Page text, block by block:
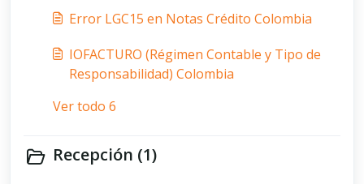
Error LGC15 en Notas Crédito Colombia
IOFACTURO (Régimen Contable y Tipo de
Responsabilidad) Colombia
Ver todo 6
Recepción (1)